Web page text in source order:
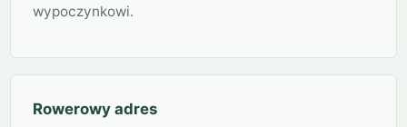
wypoczynkowi.
Rowerowy adres